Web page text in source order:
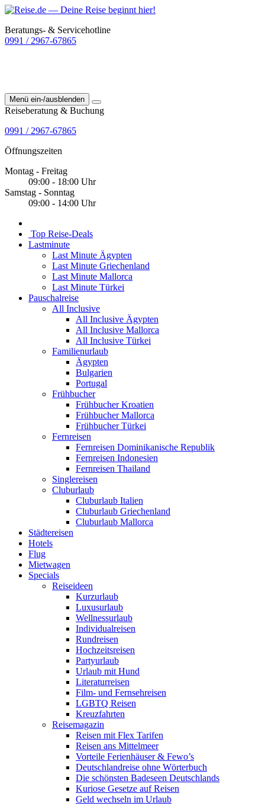
Beratungs- & Servicehotline
0991 / 2967-67865
Menü ein-/ausblenden
Reiseberatung & Buchung
0991 / 2967-67865
Öffnungszeiten
Montag - Freitag
09:00 - 18:00 Uhr
Samstag - Sonntag
09:00 - 14:00 Uhr
Top Reise-Deals
Lastminute
Last Minute Ägypten
Last Minute Griechenland
Last Minute Mallorca
Last Minute Türkei
Pauschalreise
All Inclusive
All Inclusive Ägypten
All Inclusive Mallorca
All Inclusive Türkei
Familienurlaub
Ägypten
Bulgarien
Portugal
Frühbucher
Frühbucher Kroatien
Frühbucher Mallorca
Frühbucher Türkei
Fernreisen
Fernreisen Dominikanische Republik
Fernreisen Indonesien
Fernreisen Thailand
Singlereisen
Cluburlaub
Cluburlaub Italien
Cluburlaub Griechenland
Cluburlaub Mallorca
Städtereisen
Hotels
Flug
Mietwagen
Specials
Reiseideen
Kurzurlaub
Luxusurlaub
Wellnessurlaub
Individualreisen
Rundreisen
Hochzeitsreisen
Partyurlaub
Urlaub mit Hund
Literaturreisen
Film- und Fernsehreisen
LGBTQ Reisen
Kreuzfahrten
Reisemagazin
Reisen mit Flex Tarifen
Reisen ans Mittelmeer
Vorteile Ferienhäuser & Fewo’s
Deutschlandreise ohne Wörterbuch
Die schönsten Badeseen Deutschlands
Kuriose Gesetze auf Reisen
Geld wechseln im Urlaub